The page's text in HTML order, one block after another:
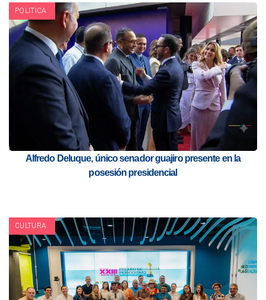
POLITICA
Alfredo Deluque, único senador guajiro presente en la
posesión presidencial
CULTURA